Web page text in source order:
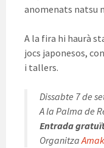
anomenats natsu
A la fira hi haurà
jocs japonesos,
i tallers.
Dissabte 7 de
A la Palma de
Entrada
Organitza